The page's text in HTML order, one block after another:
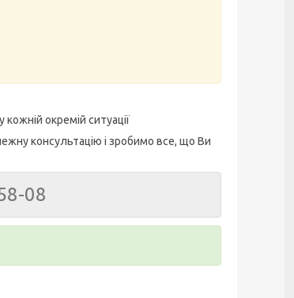
окремій ситуації
консультацію і зробимо все, що Ви
08